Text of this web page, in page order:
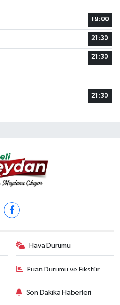
19:00
21:30
21:30
21:30
Hava Durumu
Puan Durumu ve Fikstür
Son Dakika Haberleri